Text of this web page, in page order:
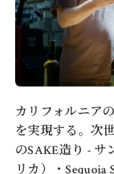
カリフォルニア
を実現する。次
のSAKE造り - サ
リカ）・Sequoia